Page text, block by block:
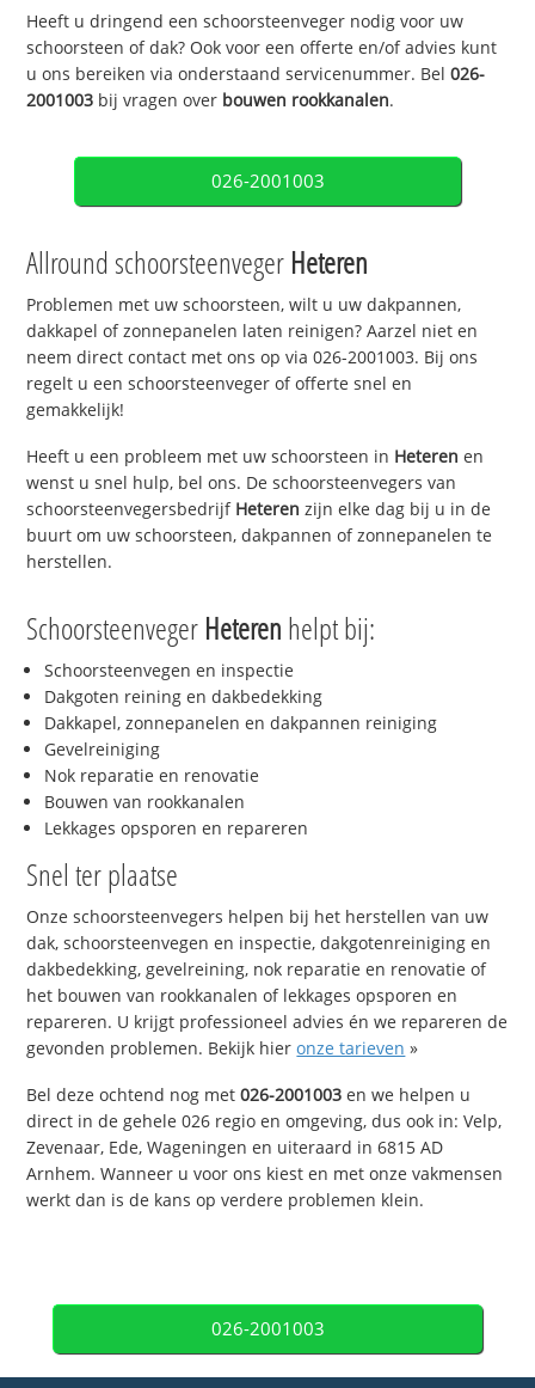
Heeft u dringend een schoorsteenveger nodig voor uw
schoorsteen of dak? Ook voor een offerte en/of advies kunt
u ons bereiken via onderstaand servicenummer. Bel026-
2001003 bij vragen over bouwen rookkanalen.
026-2001003
Allround schoorsteenveger Heteren
Problemen met uw schoorsteen, wilt u uw dakpannen,
dakkapel of zonnepanelen laten reinigen? Aarzel niet en
neem direct contact met ons op via 026-2001003. Bij ons
regelt u een schoorsteenveger of offerte snel en
gemakkelijk!
Heeft u een probleem met uw schoorsteen in Heteren en
wenst u snel hulp, bel ons. De schoorsteenvegers van
schoorsteenvegersbedrijf Heteren zijn elke dag bij u in de
buurt om uw schoorsteen, dakpannen of zonnepanelen te
herstellen.
Schoorsteenveger Heteren helpt bij:
Schoorsteenvegen en inspectie
Dakgoten reining en dakbedekking
Dakkapel, zonnepanelen en dakpannen reiniging
Gevelreiniging
Nok reparatie en renovatie
Bouwen van rookkanalen
Lekkages opsporen en repareren
Snel ter plaatse
Onze schoorsteenvegers helpen bij het herstellen van uw
dak, schoorsteenvegen en inspectie, dakgotenreiniging en
dakbedekking, gevelreining, nok reparatie en renovatie of
het bouwen van rookkanalen of lekkages opsporen en
repareren. U krijgt professioneel advies én we repareren de
gevonden problemen. Bekijk hieronze tarieven »
Bel deze ochtend nog met026-2001003 en we helpen u
direct in de gehele 026 regio en omgeving, dus ook in: Velp,
Zevenaar, Ede, Wageningen en uiteraard in 6815 AD
Arnhem. Wanneer u voor ons kiest en met onze vakmensen
werkt dan is de kans op verdere problemen klein.
026-2001003